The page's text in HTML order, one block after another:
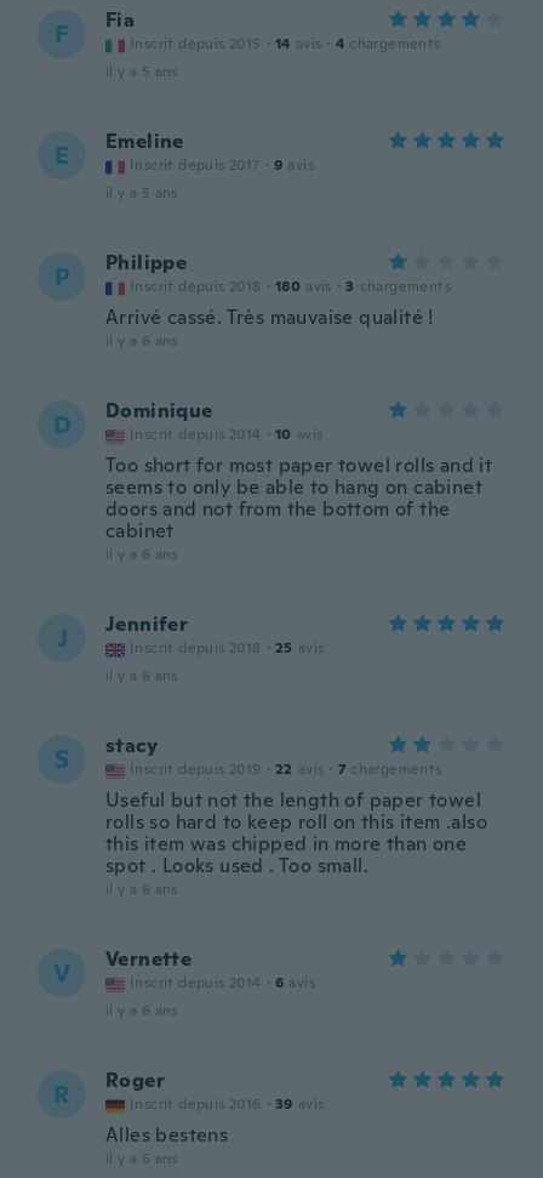
F Fia
Inscrit depuis 2015 · 14 avis · 4 chargements
il y a 5 ans
E Emeline
Inscrit depuis 2017 · 9 avis
il y a 5 ans
P Philippe
Inscrit depuis 2018 · 180 avis · 3 chargements
Arrivé cassé. Très mauvaise qualité !
il y a 6 ans
D Dominique
Inscrit depuis 2014 · 10 avis
Too short for most paper towel rolls and it
seems to only be able to hang on cabinet
doors and not from the bottom of the
cabinet
il y a 6 ans
J Jennifer
Inscrit depuis 2018 · 25 avis
il y a 6 ans
S stacy
Inscrit depuis 2019 · 22 avis · 7 chargements
Useful but not the length of paper towel
rolls so hard to keep roll on this item .also
this item was chipped in more than one
spot . Looks used . Too small.
il y a 6 ans
V Vernette
Inscrit depuis 2014 · 6 avis
il y a 6 ans
R Roger
Inscrit depuis 2016 · 39 avis
Alles bestens
il y a 6 ans